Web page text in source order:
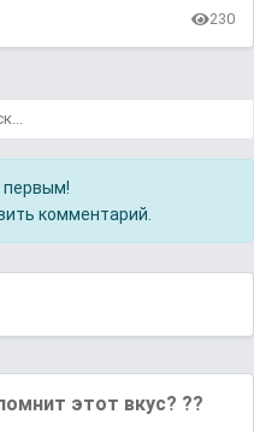
230
первым!
комментарий.
этот вкус? ??